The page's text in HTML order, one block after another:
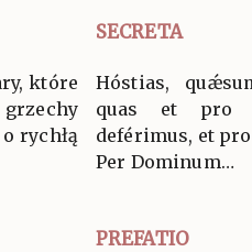
SECRETA
które
rychłą
Hóstias,
quas et pro
deférimus, et
Per Dominum…
PREFATIO